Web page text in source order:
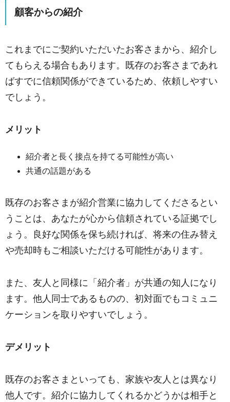
顧客からの紹介
これまでにご契約いただいたお客さまから、紹介し
てもらえる場合もあります。既存のお客さまであれ
ばすでに信頼関係ができているため、依頼しやすい
でしょう。
メリット
紹介者と長く接点を持てる可能性が高い
共通の話題がある
既存のお客さまが紹介営業に協力してくださるとい
うことは、あなたが心から信頼されている証拠でし
ょう。良好な関係を保ち続ければ、将来の住み替え
や売却時もご相談いただける可能性があります。
また、友人と同様に「紹介者」が共通の知人になり
ます。他人同士であるものの、初対面でもコミュニ
ケーションを取りやすいでしょう。
デメリット
既存のお客さまといっても、家族や友人とは異なり
他人です。紹介に協力してくれるかどうかは相手と